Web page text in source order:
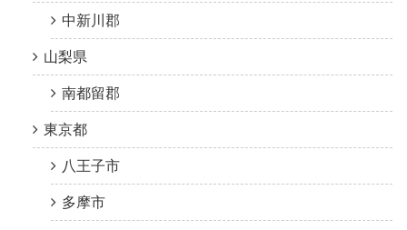
中新川郡
山梨県
南都留郡
東京都
八王子市
多摩市